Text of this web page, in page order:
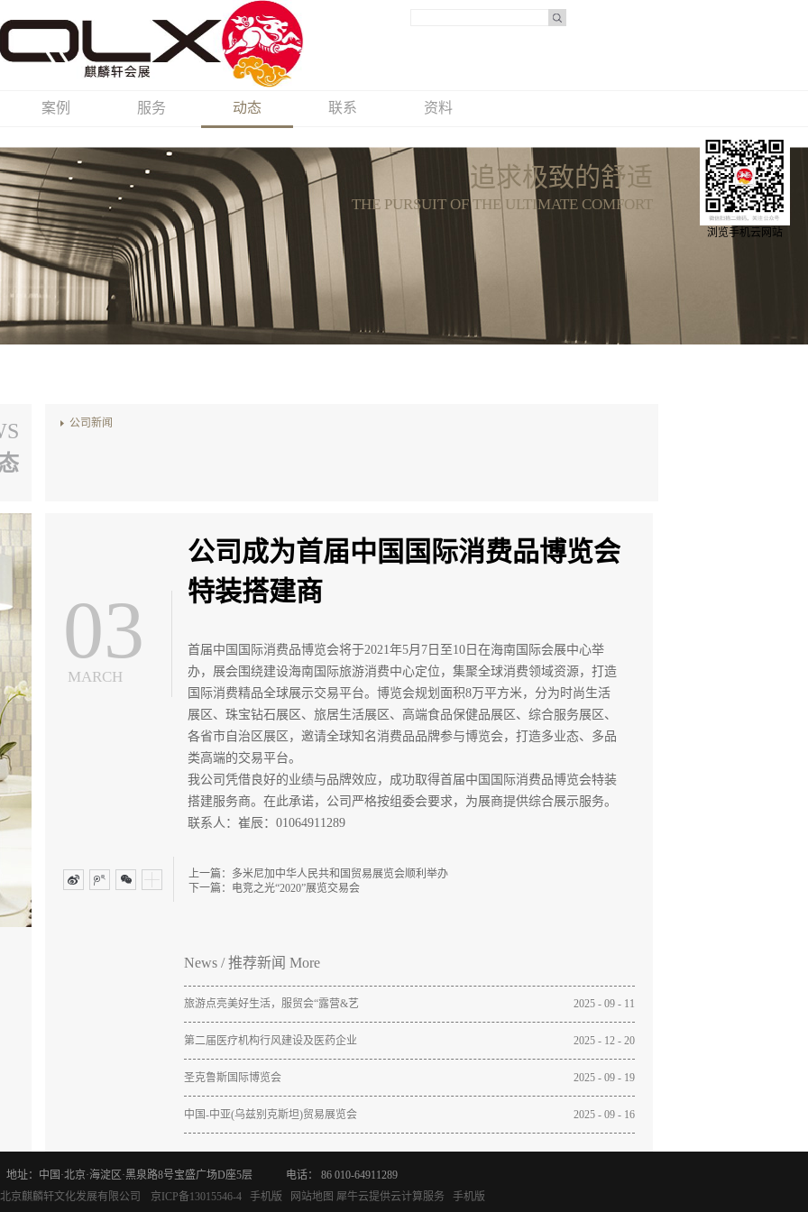
案例 服务 动态 联系 资料
追求极致的舒适
THE PURSUIT OF THE ULTIMATE COMFORT
公司新闻
公司成为首届中国国际消费品博览会
特装搭建商
MARCH
03
首届中国国际消费品博览会将于2021年5月7日至10日在海南国际会展中心举
办，展会围绕建设海南国际旅游消费中心定位，集聚全球消费领域资源，打造
国际消费精品全球展示交易平台。博览会规划面积8万平方米，分为 时尚生活
展区、珠宝钻石展区、旅居生活展区 、 高端食品保健品展区、 综合服务展区、
各省市自治区展区 ，邀请全球知名消费品品牌参与博览会，打造多业态、多品
类高端的交易平台。
我公司凭借良好的业绩与品牌效应，成功取得首届中国国际消费品博览会特装
搭建服务商。在此承诺，公司严格按组委会要求，为展商提供综合展示服务。
联系人：崔辰：01064911289
上一篇： 多米尼加中华人民共和国贸易展览会顺利举办
下一篇： 电竞之光“2020”展览交易会
News / 推荐新闻 More
旅游点亮美好生活，服贸会“露营&艺
术生活荟”，共赴美好生活之约
2025 - 09 - 11
第二届医疗机构行风建设及医药企业
合规管理会议于2025年11月21日-22日
在山东青岛成功举办。
2025 - 12 - 20
圣克鲁斯国际博览会 2025 - 09 - 19
中国-中亚(乌兹别克斯坦)贸易展览会 2025 - 09 - 16
地址：中国·北京·海淀区·黑泉路8号宝盛广场D座5层
电话： 86 010-64911289
京麒麟轩文化发展有限公司
京ICP备13015546-4 手机版 网站地图 犀牛云提供云计算服务 手机版
浏览手机云网站